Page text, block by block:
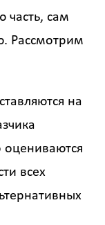
часть, сам
Рассмотрим
на
оцениваются
всех